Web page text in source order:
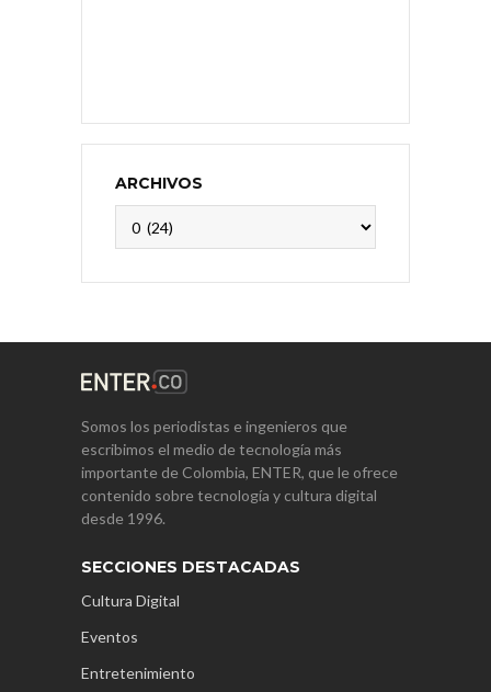
ARCHIVOS
Somos los periodistas e ingenieros que
escribimos el medio de tecnología más
importante de Colombia, ENTER, que le ofrece
contenido sobre tecnología y cultura digital
desde 1996.
SECCIONES DESTACADAS
Cultura Digital
Eventos
Entretenimiento